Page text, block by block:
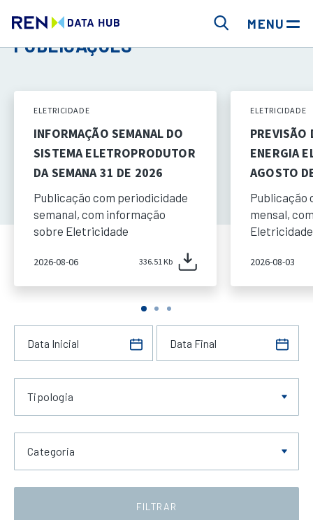
MENU
PUBLICAÇÕES
ELETRICIDADE
INFORMAÇÃO SEMANAL DO
SISTEMA ELETROPRODUTOR
DA SEMANA 31 DE 2026
Publicação com periodicidade
semanal, com informação
sobre Eletricidade
2026-08-06 336.51 Kb
ELETRICIDADE
PREVISÃO
ENERGIA
AGOSTO
Publicação
mensal,
Eletricidade
2026-08-03
Tipologia
Categoria
FILTRAR